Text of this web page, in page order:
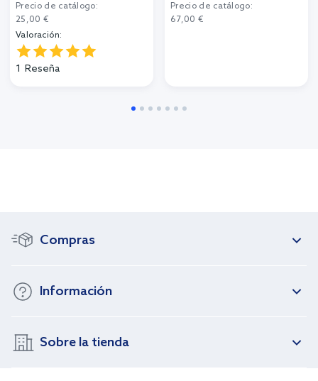
Precio de catálogo:
25,00 €
Valoración:
1 Reseña
Precio de catálogo:
67,00 €
Compras
Información
Sobre la tienda